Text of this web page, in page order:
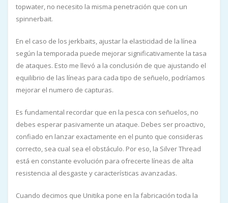
topwater, no necesito la misma penetración que con un
spinnerbait.
En el caso de los jerkbaits, ajustar la elasticidad de la línea
según la temporada puede mejorar significativamente la tasa
de ataques. Esto me llevó a la conclusión de que ajustando el
equilibrio de las líneas para cada tipo de señuelo, podríamos
mejorar el numero de capturas.
Es fundamental recordar que en la pesca con señuelos, no
debes esperar pasivamente un ataque. Debes ser proactivo,
confiado en lanzar exactamente en el punto que consideras
correcto, sea cual sea el obstáculo. Por eso, la Silver Thread
está en constante evolución para ofrecerte líneas de alta
resistencia al desgaste y características avanzadas.
Cuando decimos que Unitika pone en la fabricación toda la